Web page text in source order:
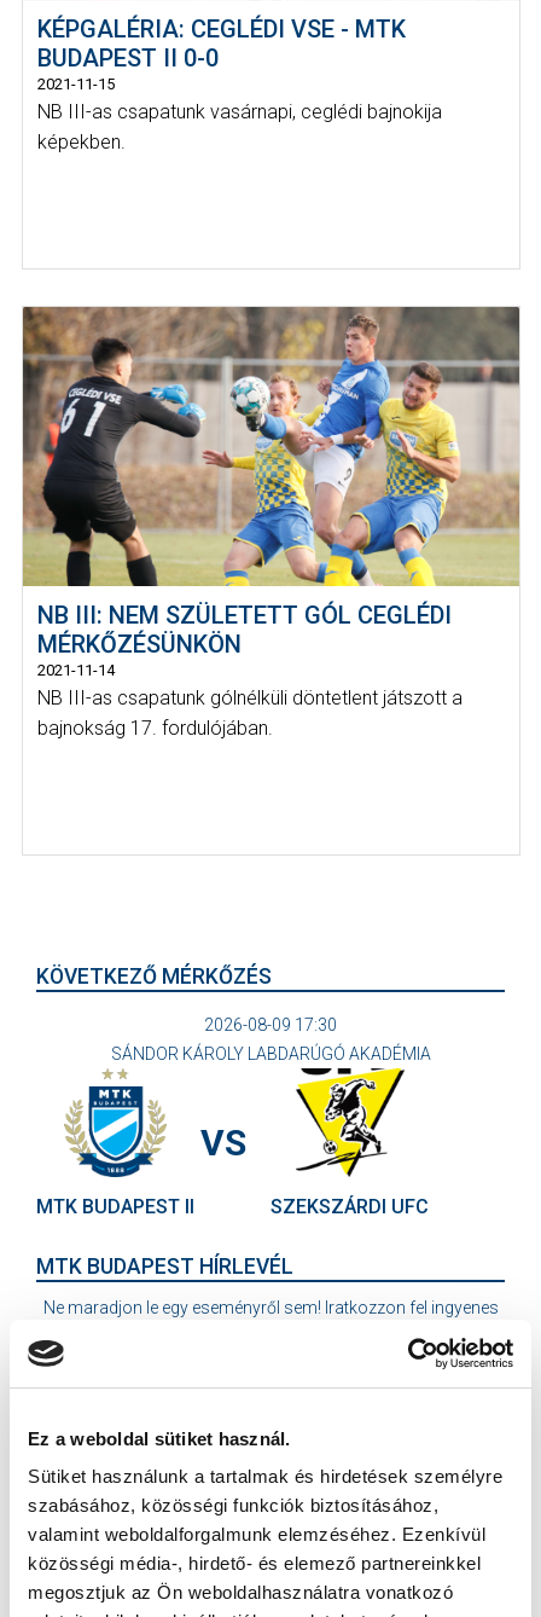
Ez a weboldal sütiket használ.
Sütiket használunk a tartalmak és hirdetések személyre
szabásához, közösségi funkciók biztosításához,
valamint weboldalforgalmunk elemzéséhez. Ezenkívül
közösségi média-, hirdető- és elemező partnereinkkel
megosztjuk az Ön weboldalhasználatra vonatkozó
KÉPGALÉRIA: CEGLÉDI VSE - MTK
BUDAPEST II 0-0
2021-11-15
NB III-as csapatunk vasárnapi, ceglédi bajnokija
képekben.
NB III: NEM SZÜLETETT GÓL CEGLÉDI
MÉRKŐZÉSÜNKÖN
2021-11-14
NB III-as csapatunk gólnélküli döntetlent játszott a
bajnokság 17. fordulójában.
KÖVETKEZŐ MÉRKŐZÉS
2026-08-09 17:30
SÁNDOR KÁROLY LABDARÚGÓ AKADÉMIA
MTK BUDAPEST II
VS
SZEKSZÁRDI UFC
MTK BUDAPEST HÍRLEVÉL
Ne maradjon le egy eseményről sem! Iratkozzon fel ingyenes
Elfogadom azAdatvédelmi tájékoztatót!
FELIRATKOZOM